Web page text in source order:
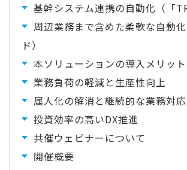
基幹システム連携の自動化（「
周辺業務まで含めた柔軟な自動
ド）
本ソリューションの導入メリット
業務負荷の軽減と生産性向上
属人化の解消と継続的な業務対応
投資効率の高いDX推進
共催ウェビナーについて
開催概要